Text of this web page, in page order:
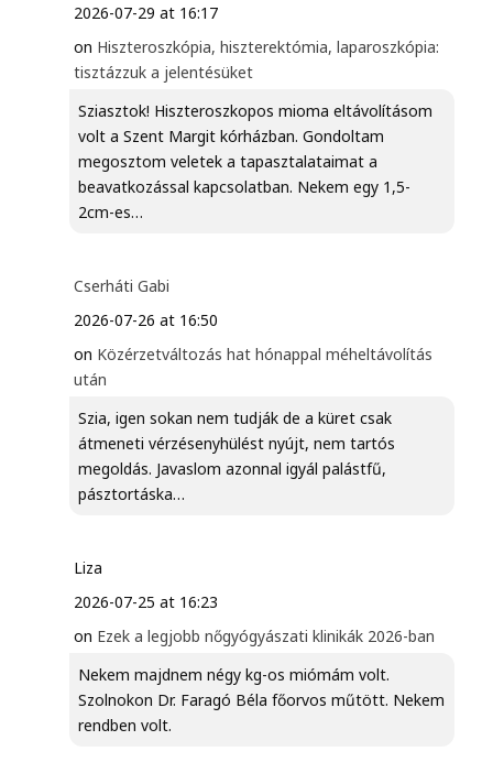
2026-07-29 at 16:17
on Hiszteroszkópia, hiszterektómia, laparoszkópia:
tisztázzuk a jelentésüket
Sziasztok! Hiszteroszkopos mioma eltávolításom
volt a Szent Margit kórházban. Gondoltam
megosztom veletek a tapasztalataimat a
beavatkozással kapcsolatban. Nekem egy 1,5-
2cm-es…
Cserháti Gabi
2026-07-26 at 16:50
on Közérzetváltozás hat hónappal méheltávolítás
után
Szia, igen sokan nem tudják de a küret csak
átmeneti vérzésenyhülést nyújt, nem tartós
megoldás. Javaslom azonnal igyál palástfű,
pásztortáska…
Liza
2026-07-25 at 16:23
on Ezek a legjobb nőgyógyászati klinikák 2026-ban
Nekem majdnem négy kg-os miómám volt.
Szolnokon Dr. Faragó Béla főorvos műtött. Nekem
rendben volt.